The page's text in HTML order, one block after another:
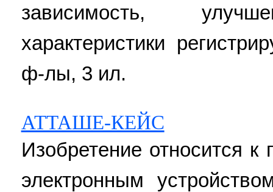
зависимость,
характеристики
ф-лы, 3 ил.
АТТАШЕ-КЕЙС
Изобретение относится
электронным